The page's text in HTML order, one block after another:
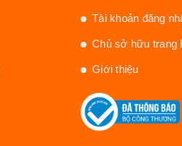
Tài khoản đăng
Chủ sở hữu trang
Giới thiệu